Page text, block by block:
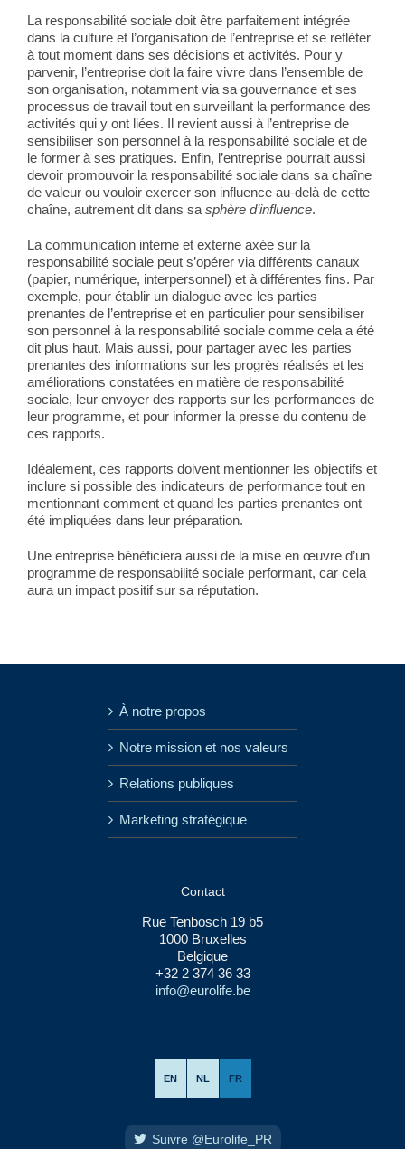
La responsabilité sociale doit être parfaitement intégrée
dans la culture et l’organisation de l’entreprise et se refléter
à tout moment dans ses décisions et activités. Pour y
parvenir, l’entreprise doit la faire vivre dans l’ensemble de
son organisation, notamment via sa gouvernance et ses
processus de travail tout en surveillant la performance des
activités qui y ont liées. Il revient aussi à l’entreprise de
sensibiliser son personnel à la responsabilité sociale et de
le former à ses pratiques. Enfin, l’entreprise pourrait aussi
devoir promouvoir la responsabilité sociale dans sa chaîne
de valeur ou vouloir exercer son influence au-delà de cette
chaîne, autrement dit dans sa sphère d’influence.
La communication interne et externe axée sur la
responsabilité sociale peut s’opérer via différents canaux
(papier, numérique, interpersonnel) et à différentes fins. Par
exemple, pour établir un dialogue avec les parties
prenantes de l’entreprise et en particulier pour sensibiliser
son personnel à la responsabilité sociale comme cela a été
dit plus haut. Mais aussi, pour partager avec les parties
prenantes des informations sur les progrès réalisés et les
améliorations constatées en matière de responsabilité
sociale, leur envoyer des rapports sur les performances de
leur programme, et pour informer la presse du contenu de
ces rapports.
Idéalement, ces rapports doivent mentionner les objectifs et
inclure si possible des indicateurs de performance tout en
mentionnant comment et quand les parties prenantes ont
été impliquées dans leur préparation.
Une entreprise bénéficiera aussi de la mise en œuvre d’un
programme de responsabilité sociale performant, car cela
aura un impact positif sur sa réputation.
À notre propos
Notre mission et nos valeurs
Relations publiques
Marketing stratégique
Contact
Rue Tenbosch 19 b5
1000 Bruxelles
Belgique
+32 2 374 36 33
info@eurolife.be
EN NL FR
Suivre @Eurolife_PR